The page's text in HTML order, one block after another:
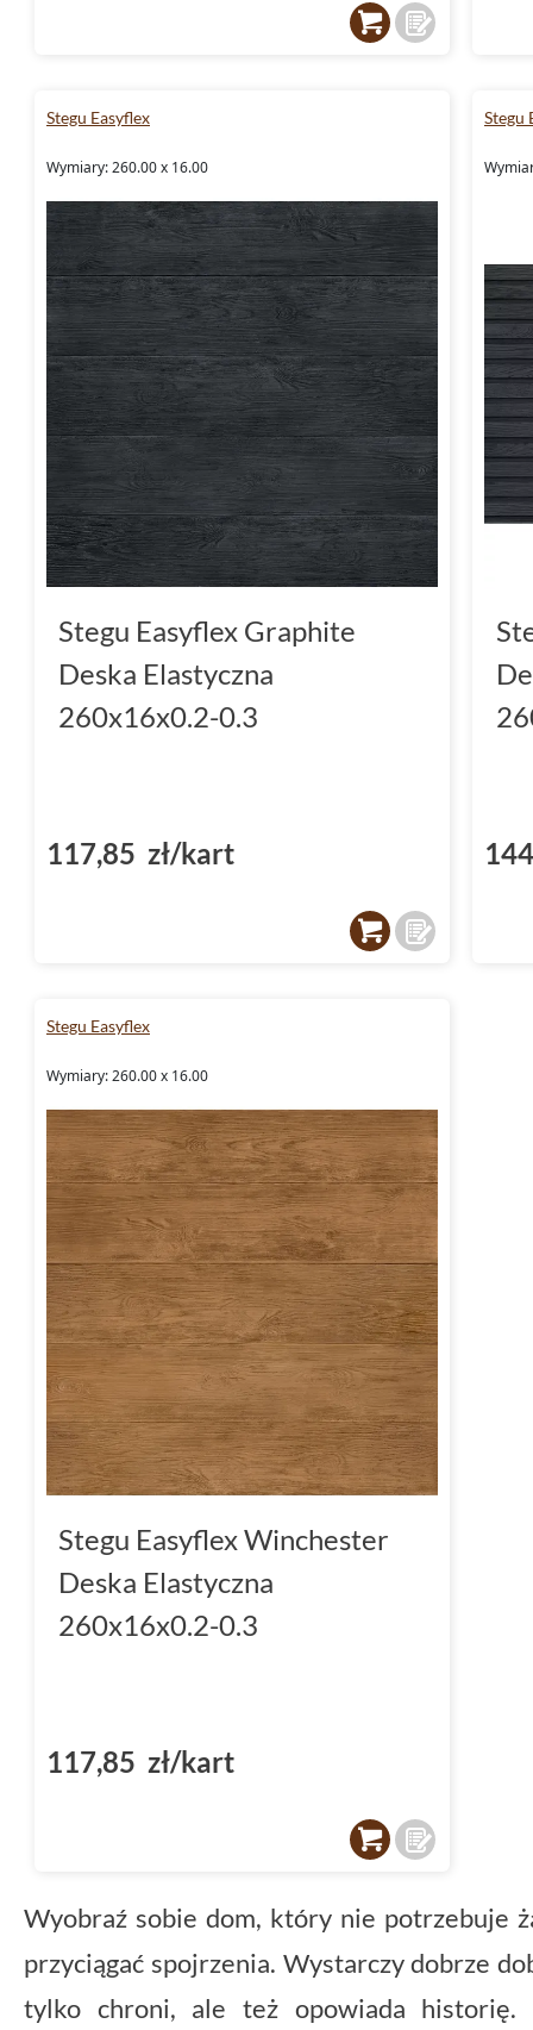
Stegu Easyflex
Wymiary: 260.00 x 16.00
Stegu Easyflex Graphite
Deska Elastyczna
260x16x0.2-0.3
117,85 zł/kart
Stegu
Stegu Easyflex
Wymiary: 260.00 x 16.00
Stegu Easyflex Winchester
Deska Elastyczna
260x16x0.2-0.3
117,85 zł/kart
Wyobraź sobie dom, który nie potrzebuje
przyciągać spojrzenia. Wystarczy dobrze
tylko chroni, ale też opowiada historię.